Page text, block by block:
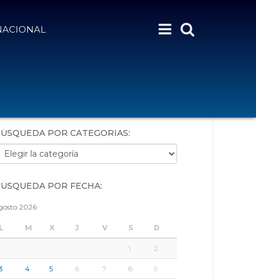
POR CATEGORÍAS:
por categorías:
POR FECHA:
2026
L M X J V S D
1 2
4 5 6 7 8 9